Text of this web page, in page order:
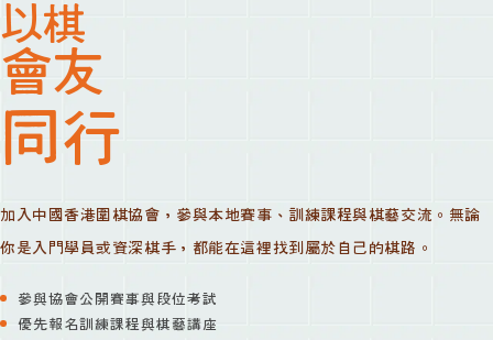
以棋
會友
同行
加入中國香港圍棋協會，參與本地賽事、訓練課程與棋藝交流。無論
你是入門學員或資深棋手，都能在這裡找到屬於自己的棋路。
參與協會公開賽事與段位考試
優先報名訓練課程與棋藝講座